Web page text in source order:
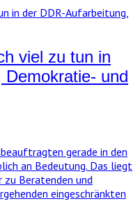
viel zu tun in
und
gerade in den
an Bedeutung. Das liegt
Beratenden und
eingeschränkten